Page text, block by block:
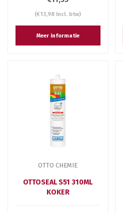
(€13,98 Incl. btw)
Meer informatie
OTTO CHEMIE
OTTOSEAL S51 310ML
KOKER